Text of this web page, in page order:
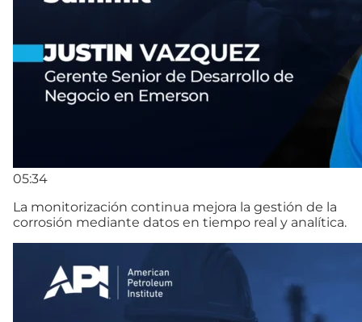
05:34
La monitorización continua mejora la gestión de la
corrosión mediante datos en tiempo real y analítica.